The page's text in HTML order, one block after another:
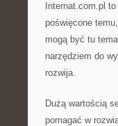
Internat.com.pl
poświęcone
mogą być tu
narzędziem do
rozwija.
Dużą wartością
pomagać w